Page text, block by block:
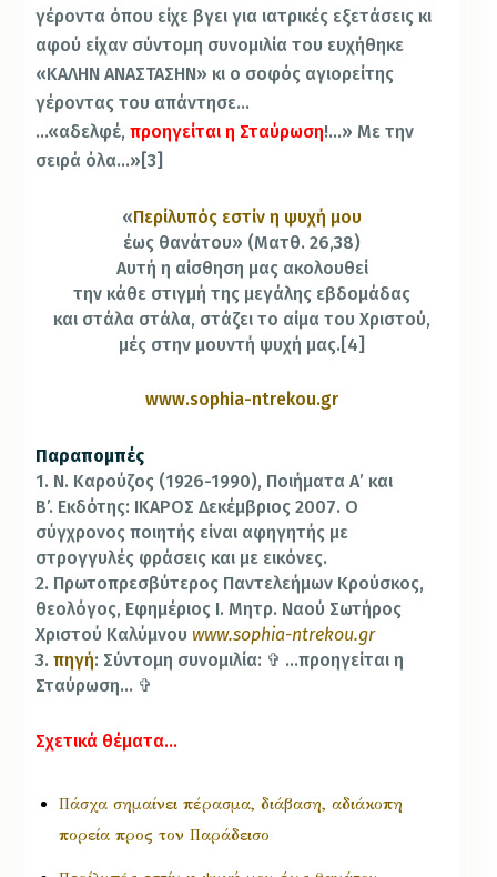
γέροντα όπου είχε βγει για ιατρικές εξετάσεις κι
αφού είχαν σύντομη συνομιλία του ευχήθηκε
«ΚΑΛΗΝ ΑΝΑΣΤΑΣΗΝ» κι ο σοφός αγιορείτης
γέροντας του απάντησε…
…«αδελφέ,προηγείται η Σταύρωση!…» Με την
σειρά όλα…»[3]
«Περίλυπός εστίν η ψυχή μου
έως θανάτου» (Ματθ. 26,38)
Αυτή η αίσθηση μας ακολουθεί
την κάθε στιγμή της μεγάλης εβδομάδας
και στάλα στάλα, στάζει το αίμα του Χριστού,
μές στην μουντή ψυχή μας.[4]
www.sophia-ntrekou.gr
Παραπομπές
1. Ν. Καρούζος (1926-1990), Ποιήματα Α’ και
Β’. Εκδότης: ΙΚΑΡΟΣ Δεκέμβριος 2007. Ο
σύγχρονος ποιητής είναι αφηγητής με
στρογγυλές φράσεις και με εικόνες.
2. Πρωτοπρεσβύτερος Παντελεήμων Κρούσκος,
θεολόγος, Εφημέριος Ι. Μητρ. Ναού Σωτήρος
Χριστού Καλύμνου www.sophia-ntrekou.gr
3.πηγή: Σύντομη συνομιλία: ✞ …προηγείται η
Σταύρωση… ✞
Σχετικά θέματα…
Πάσχα σημαίνει πέρασμα, διάβαση, αδιάκοπη
πορεία προς τον Παράδεισο